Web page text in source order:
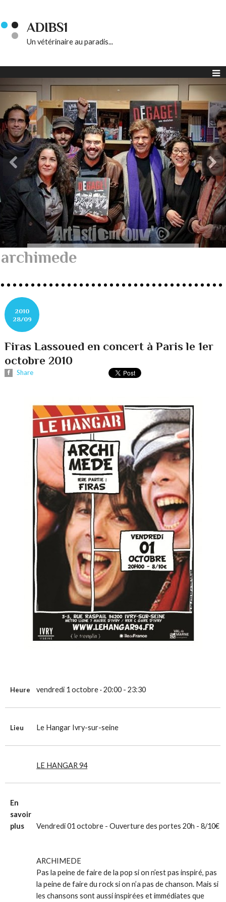
ADIBS1
Un vétérinaire au paradis...
archimede
2010
28/09
Firas Lassoued en concert à Paris le 1er
octobre 2010
Share
Heure vendredi 1 octobre · 20:00 - 23:30
Lieu Le Hangar Ivry-sur-seine
LE HANGAR 94
En
savoir
plus
Vendredi 01 octobre - Ouverture des portes 20h - 8/10€
ARCHIMEDE
Pas la peine de faire de la pop si on n’est pas inspiré, pas
la peine de faire du rock si on n’a pas de chanson. Mais si
les chansons sont aussi inspirées et immédiates que